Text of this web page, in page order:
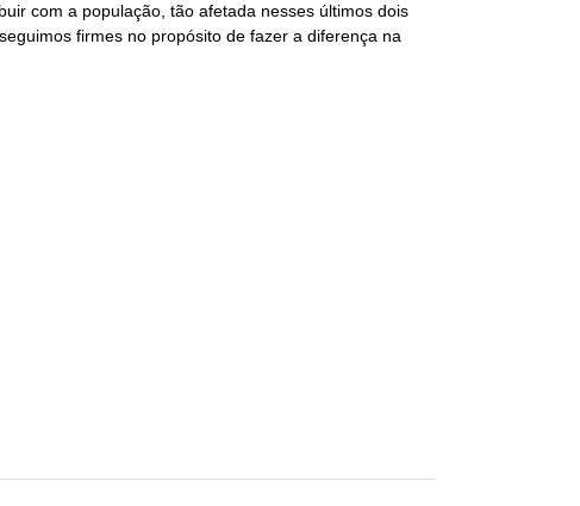
com a população, tão afetada nesses últimos dois
firmes no propósito de fazer a diferença na